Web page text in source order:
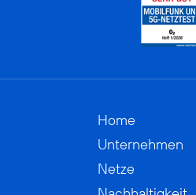
Home
Unternehmen
Netze